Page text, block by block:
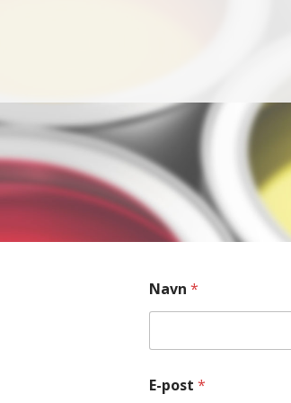
Navn *
E-post *